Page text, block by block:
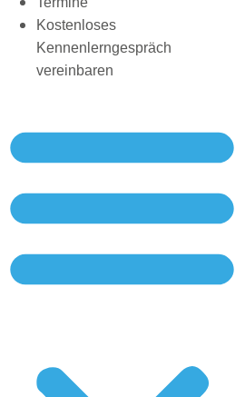
Kostenloses
Kennenlerngespräch
vereinbaren